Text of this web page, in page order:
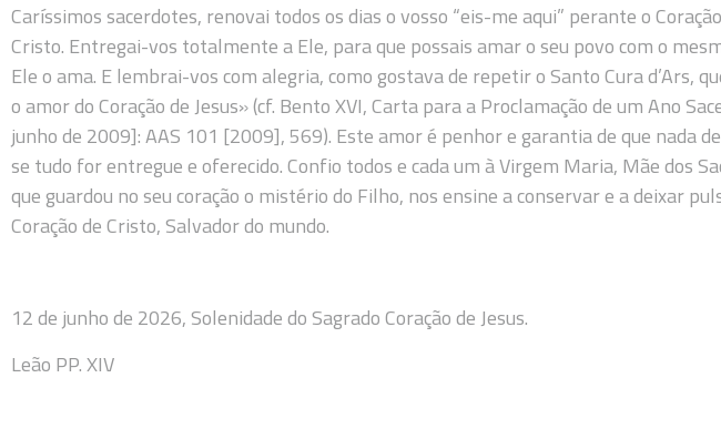
Caríssimos sacerdotes, renovai todos os dias o vosso “eis-me aqui” perante o
Cristo. Entregai-vos totalmente a Ele, para que possais amar o seu povo com o
Ele o ama. E lembrai-vos com alegria, como gostava de repetir o Santo Cura d’Ars,
o amor do Coração de Jesus» (cf. Bento XVI, Carta para a Proclamação de um Ano
junho de 2009]: AAS 101 [2009], 569). Este amor é penhor e garantia de que nada
se tudo for entregue e oferecido. Confio todos e cada um à Virgem Maria, Mãe dos
que guardou no seu coração o mistério do Filho, nos ensine a conservar e a deixar
Coração de Cristo, Salvador do mundo.
12 de junho de 2026, Solenidade do Sagrado Coração de Jesus.
Leão PP. XIV